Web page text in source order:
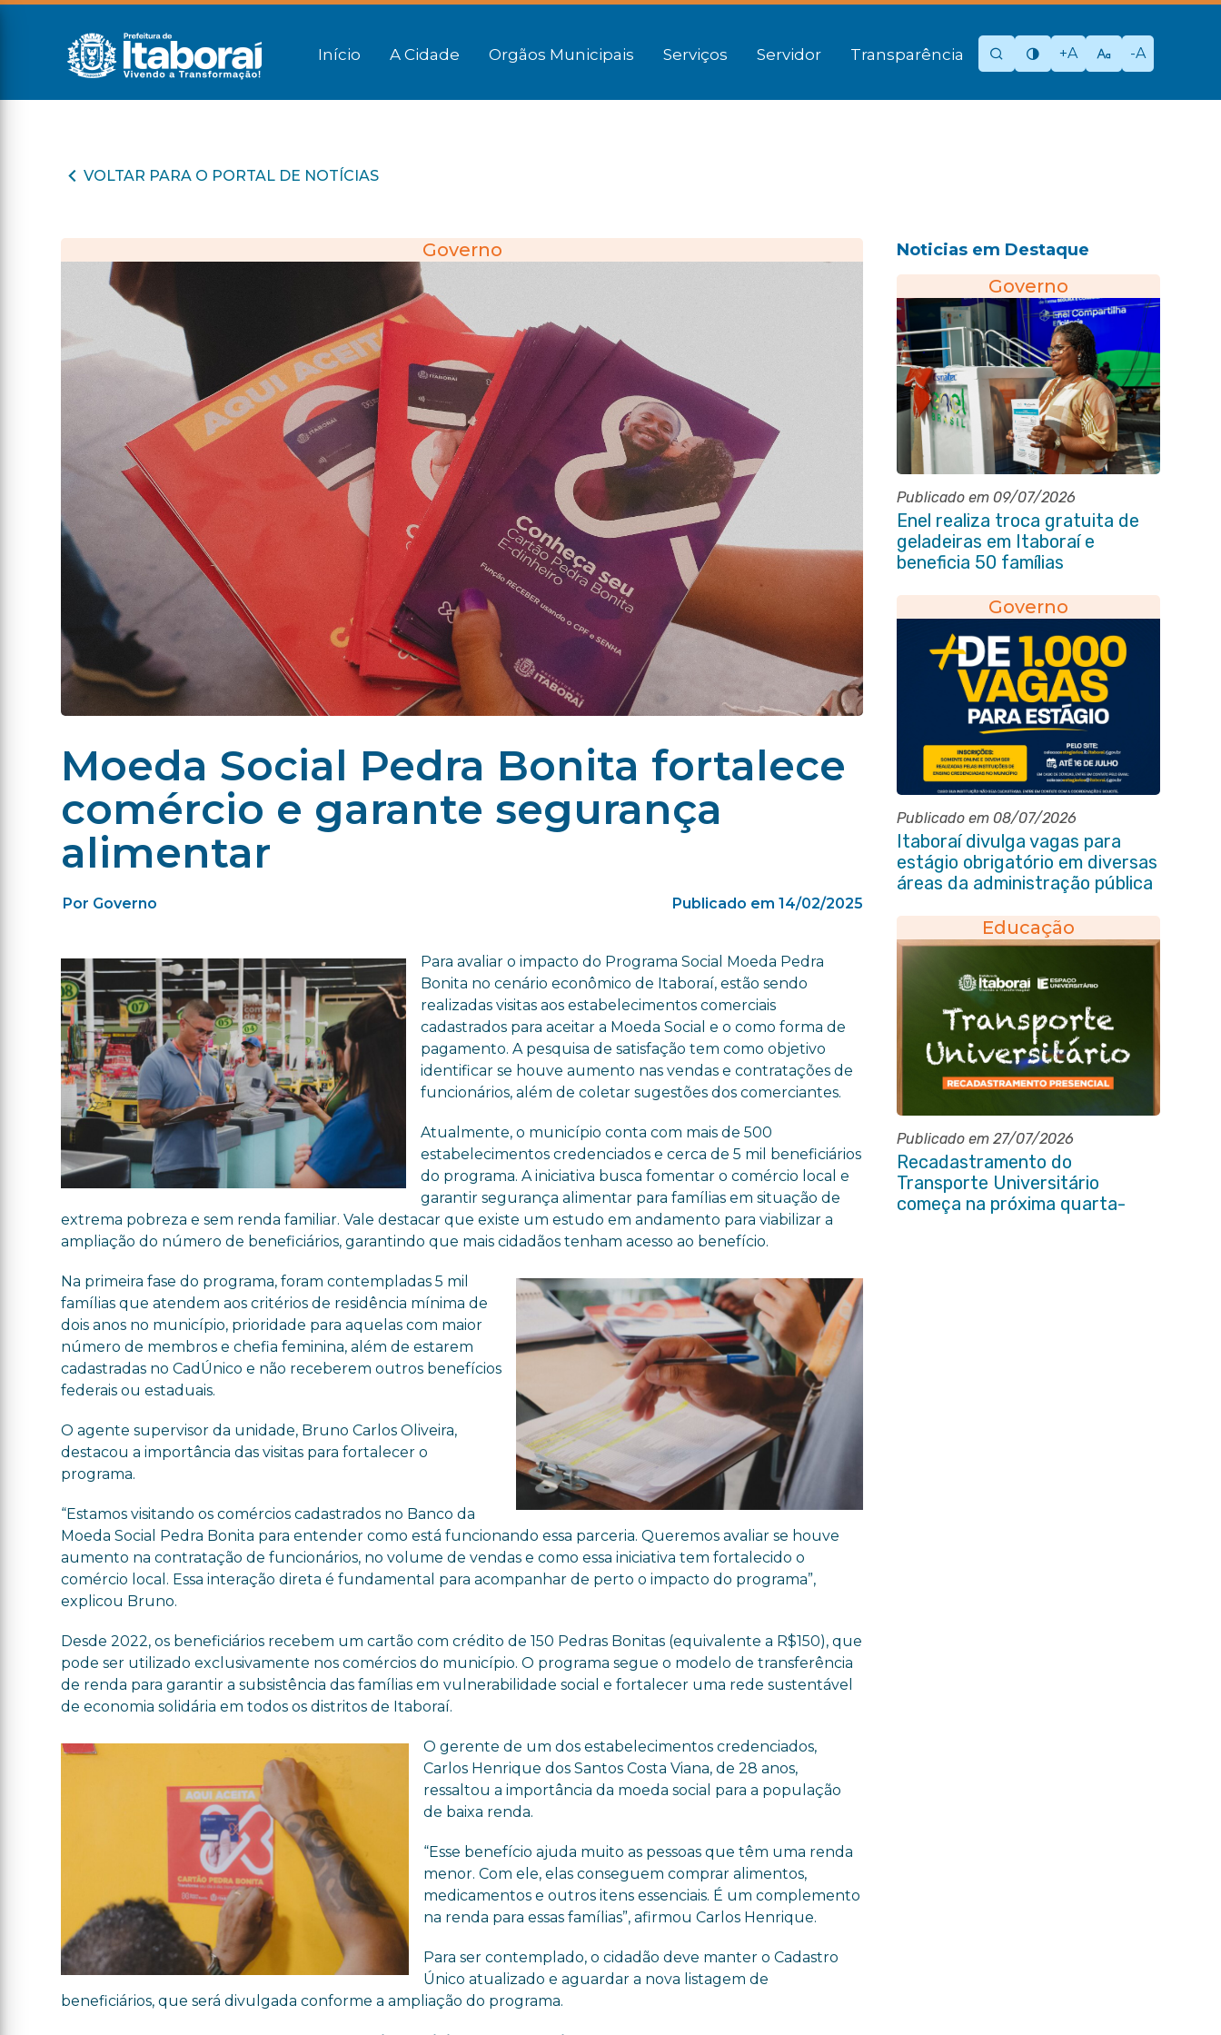
Início A Cidade Orgãos Municipais Serviços Servidor Transparência +A -A
VOLTAR PARA O PORTAL DE NOTÍCIAS
Governo
Moeda Social Pedra Bonita fortalece
comércio e garante segurança
alimentar
Por Governo Publicado em 14/02/2025
Para avaliar o impacto do Programa Social Moeda Pedra
Bonita no cenário econômico de Itaboraí, estão sendo
realizadas visitas aos estabelecimentos comerciais
cadastrados para aceitar a Moeda Social e o como forma de
pagamento. A pesquisa de satisfação tem como objetivo
identificar se houve aumento nas vendas e contratações de
funcionários, além de coletar sugestões dos comerciantes.
Atualmente, o município conta com mais de 500
estabelecimentos credenciados e cerca de 5 mil beneficiários
do programa. A iniciativa busca fomentar o comércio local e
garantir segurança alimentar para famílias em situação de
extrema pobreza e sem renda familiar. Vale destacar que existe um estudo em andamento para viabilizar a
ampliação do número de beneficiários, garantindo que mais cidadãos tenham acesso ao benefício.
Na primeira fase do programa, foram contempladas 5 mil
famílias que atendem aos critérios de residência mínima de
dois anos no município, prioridade para aquelas com maior
número de membros e chefia feminina, além de estarem
cadastradas no CadÚnico e não receberem outros benefícios
federais ou estaduais.
O agente supervisor da unidade, Bruno Carlos Oliveira,
destacou a importância das visitas para fortalecer o
programa.
“Estamos visitando os comércios cadastrados no Banco da
Moeda Social Pedra Bonita para entender como está funcionando essa parceria. Queremos avaliar se houve
aumento na contratação de funcionários, no volume de vendas e como essa iniciativa tem fortalecido o
comércio local. Essa interação direta é fundamental para acompanhar de perto o impacto do programa”,
explicou Bruno.
Desde 2022, os beneficiários recebem um cartão com crédito de 150 Pedras Bonitas (equivalente a R$150), que
pode ser utilizado exclusivamente nos comércios do município. O programa segue o modelo de transferência
de renda para garantir a subsistência das famílias em vulnerabilidade social e fortalecer uma rede sustentável
de economia solidária em todos os distritos de Itaboraí.
O gerente de um dos estabelecimentos credenciados,
Carlos Henrique dos Santos Costa Viana, de 28 anos,
ressaltou a importância da moeda social para a população
de baixa renda.
“Esse benefício ajuda muito as pessoas que têm uma renda
menor. Com ele, elas conseguem comprar alimentos,
medicamentos e outros itens essenciais. É um complemento
na renda para essas famílias”, afirmou Carlos Henrique.
Para ser contemplado, o cidadão deve manter o Cadastro
Único atualizado e aguardar a nova listagem de
beneficiários, que será divulgada conforme a ampliação do programa.
Noticias em Destaque
Governo
Publicado em 09/07/2026
Enel realiza troca gratuita de
geladeiras em Itaboraí e
beneficia 50 famílias
Governo
Publicado em 08/07/2026
Itaboraí divulga vagas para
estágio obrigatório em diversas
áreas da administração pública
Educação
Publicado em 27/07/2026
Recadastramento do
Transporte Universitário
começa na próxima quarta-